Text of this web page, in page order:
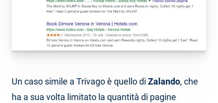
Un caso simile a Trivago è quello di Zalando, che
ha a sua volta limitato la quantità di pagine